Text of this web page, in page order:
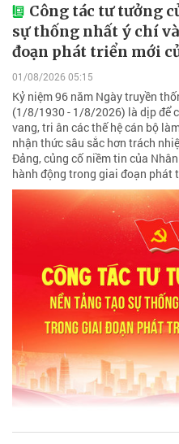
Công tác tư tưởng
sự thống nhất ý chí
đoạn phát triển mới
01/08/2026 05:15
Kỷ niệm 96 năm Ngày truyền
(1/8/1930 - 1/8/2026) là dịp để
vang, tri ân các thế hệ cán bộ
nhận thức sâu sắc hơn trách
Đảng, củng cố niềm tin của
hành động trong giai đoạn phát